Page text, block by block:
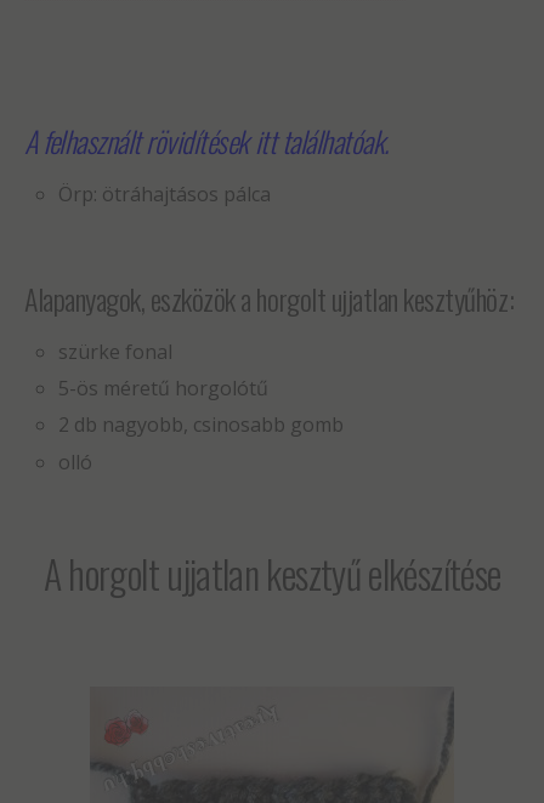
A felhasznált rövidítések itt találhatóak.
Örp: ötráhajtásos pálca
Alapanyagok, eszközök a horgolt ujjatlan kesztyűhöz:
szürke fonal
5-ös méretű horgolótű
2 db nagyobb, csinosabb gomb
olló
A horgolt ujjatlan kesztyű elkészítése